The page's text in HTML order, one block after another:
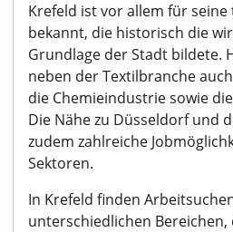
Krefeld ist vor allem für
bekannt, die historisch die
Grundlage der Stadt bildete.
neben der Textilbranche
die Chemieindustrie sowie
Die Nähe zu Düsseldorf und
zudem zahlreiche
Sektoren.
In Krefeld finden
unterschiedlichen